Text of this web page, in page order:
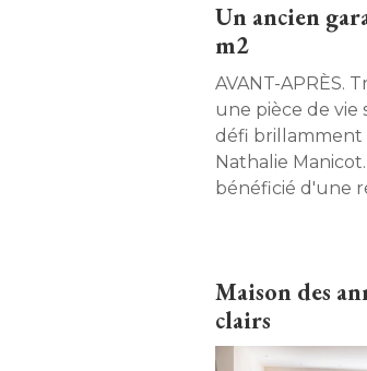
Un ancien
m2
AVANT-APRÈS. Transformer un ancien garage en
une pièce de vie
défi
Nathalie
bénéficié d'une
Maison des
clairs